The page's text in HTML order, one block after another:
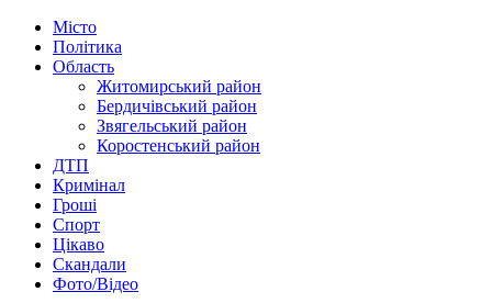
Місто
Політика
Область
Житомирський район
Бердичівський район
Звягельський район
Коростенський район
ДТП
Кримінал
Гроші
Спорт
Цікаво
Скандали
Фото/Відео